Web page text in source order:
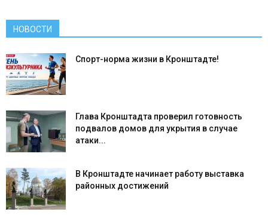
НОВОСТИ
Спорт-норма жизни в Кронштадте!
Глава Кронштадта проверил готовность
подвалов домов для укрытия в случае
атаки...
В Кронштадте начинает работу выставка
районных достижений